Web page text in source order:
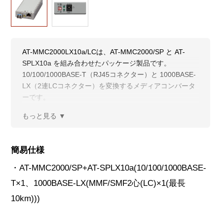
AT-MMC2000LX10a/LCは、AT-MMC2000/SP と AT-
SPLX10a を組み合わせたパッケージ製品です。
10/100/1000BASE-T（RJ45コネクター）と 1000BASE-
LX（2連LCコネクター）を変換するメディアコンバータ
ーです。
簡易仕様
・AT-MMC2000/SP+AT-SPLX10a(10/100/1000BASE-
T×1、1000BASE-LX(MMF/SMF2心(LC)×1(最長
10km)))